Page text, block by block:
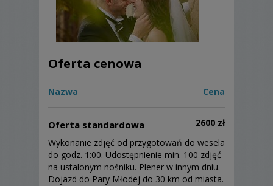
Pozdrawiam i zapraszam do kontaktu.
Oferta cenowa
Nazwa Cena
Oferta standardowa
2600 zł
Wykonanie zdjęć od przygotowań do wesela
do godz. 1:00. Udostępnienie min. 100 zdjęć
na ustalonym nośniku. Plener w innym dniu.
Dojazd do Pary Młodej do 30 km od miasta.